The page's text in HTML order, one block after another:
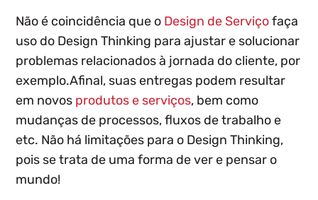
Não é coincidência que o Design de Serviçofaça
uso do Design Thinking para ajustar e solucionar
problemas relacionados à jornada do cliente, por
exemplo.Afinal, suas entregas podem resultar
em novos produtos e serviços, bem como
mudanças de processos, fluxos de trabalho e
etc. Não há limitações para o Design Thinking,
pois se trata de uma forma de ver e pensar o
mundo!